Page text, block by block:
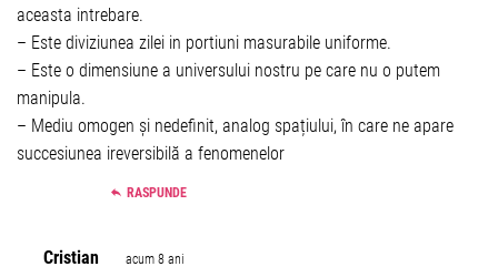
aceasta intrebare.
– Este diviziunea zilei in portiuni masurabile uniforme.
– Este o dimensiune a universului nostru pe care nu o putem
manipula.
– Mediu omogen și nedefinit, analog spațiului, în care ne apare
succesiunea ireversibilă a fenomenelor
RASPUNDE
Cristian acum 8 ani